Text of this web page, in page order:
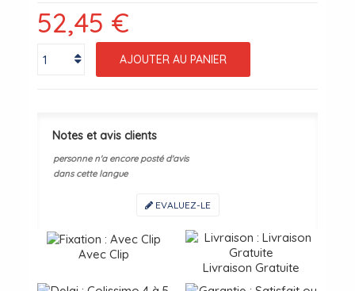
52,45 €
AJOUTER AU PANIER
Notes et avis clients
personne n'a encore posté d'avis
dans cette langue
EVALUEZ-LE
Avec Clip
Livraison Gratuite